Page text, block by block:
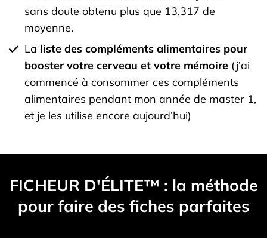
sans doute obtenu plus que 13,317 de
moyenne.
La liste des compléments alimentaires pour
booster votre cerveau et votre mémoire (j’ai
commencé à consommer ces compléments
alimentaires pendant mon année de master 1,
et je les utilise encore aujourd’hui)
FICHEUR D'ÉLITE™ : la méthode
pour faire des fiches parfaites